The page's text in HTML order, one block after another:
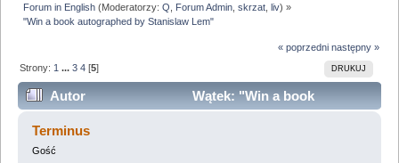
Forum in English (Moderatorzy:Q Forum Admin ,skrzat ,liv) »
"Win a book autographed by Stanislaw Lem"
« poprzedni następny »
DRUKUJ
Strony: 1 ...3 4 [5]
Autor
Wątek: "Win a book
autographed by Stanislaw Lem" (Przeczytany 166093
razy)
Terminus
Gość